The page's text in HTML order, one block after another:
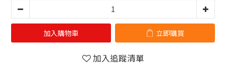
加入購物車 立即購買
加入追蹤清單